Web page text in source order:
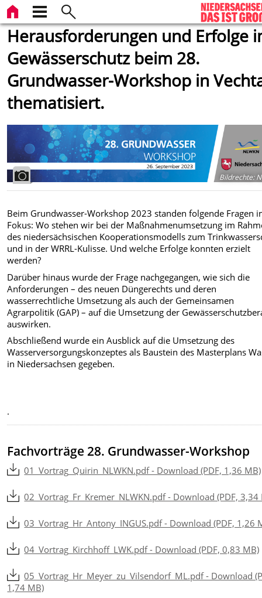
Herausforderungen und Erfolge
Gewässerschutz beim 28.
Grundwasser-Workshop in
thematisiert.
Bildrechte:
Beim Grundwasser-Workshop 2023 standen folgende Fragen
Fokus: Wo stehen wir bei der Maßnahmenumsetzung im
des niedersächsischen Kooperationsmodells zum
und in der WRRL-Kulisse. Und welche Erfolge konnten erzielt
werden?
Darüber hinaus wurde der Frage nachgegangen, wie sich die
Anforderungen – des neuen Düngerechts und deren
wasserrechtliche Umsetzung als auch der Gemeinsamen
Agrarpolitik (GAP) – auf die Umsetzung der
auswirken.
Abschließend wurde ein Ausblick auf die Umsetzung des
Wasserversorgungskonzeptes als Baustein des Masterplans
in Niedersachsen gegeben.
·
Fachvorträge 28. Grundwasser-Workshop
01_Vortrag_Quirin_NLWKN.pdf - Download (PDF, 1,36 MB)
02_Vortrag_Fr_Kremer_NLWKN.pdf - Download (PDF, 3,34
03_Vortrag_Hr_Antony_INGUS.pdf - Download (PDF, 1,26
04_Vortrag_Kirchhoff_LWK.pdf - Download (PDF, 0,83 MB)
05_Vortrag_Hr_Meyer_zu_Vilsendorf_ML.pdf - Download
1,74 MB)